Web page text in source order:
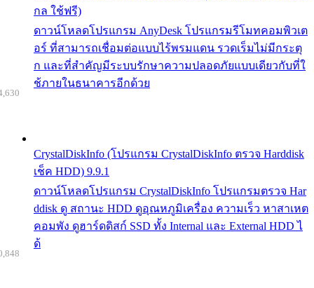
กล ใช้ฟรี)
ดาวน์โหลดโปรแกรม AnyDesk โปรแกรมรีโมทคอมพิวเต
อร์ ที่สามารถเชื่อมต่อแบบไร้พรมแดน รวดเร็มไม่มีกระตุ
ก และที่สำคัญมีระบบรักษาความปลอดภัยแบบเดียวกับที่ใ
ช้ภายในธนาคารอีกด้วย
CrystalDiskInfo (โปรแกรม CrystalDiskInfo ตรวจ Harddisk
เช็ค HDD) 9.9.1
ดาวน์โหลดโปรแกรม CrystalDiskInfo โปรแกรมตรวจ Har
ddisk ดู สถานะ HDD ดูอุณหภูมิเครื่อง ความเร็ว หาสาเหต
คอมพัง ดูฮาร์ดดิสก์ SSD ทั้ง Internal และ External HDD ไ
ด้